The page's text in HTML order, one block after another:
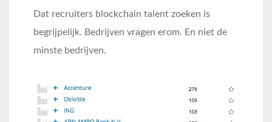
Dat recruiters blockchain talent zoeken is
begrijpelijk. Bedrijven vragen erom. En niet de
minste bedrijven.